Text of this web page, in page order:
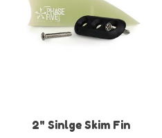
2" Sinlge Skim Fin